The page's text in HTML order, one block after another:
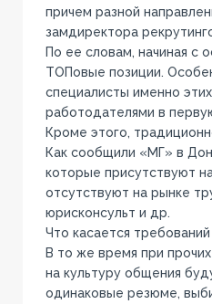
причем разной
замдиректора
По ее словам, начиная с
ТОПовые позиции.
специалисты именно
работодателями в
Кроме этого,
Как сообщили «МГ» в
которые присутствуют
отсутствуют на рынке
юрисконсульт и др.
Что касается
В то же время при
на культуру общения
одинаковые резюме,